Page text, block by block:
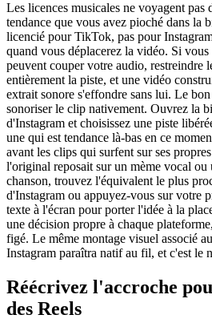
Les licences musicales ne voyagent pas
tendance que vous avez pioché dans la
licencié pour TikTok, pas pour
quand vous déplacerez la vidéo. Si
peuvent couper votre audio, restreindre
entièrement la piste, et une vidéo
extrait sonore s'effondre sans lui. Le
sonoriser le clip nativement. Ouvrez la
d'Instagram et choisissez une piste
une qui est tendance là-bas en ce
avant les clips qui surfent sur ses
l'original reposait sur un mème vocal ou
chanson, trouvez l'équivalent le plus
d'Instagram ou appuyez-vous sur votre
texte à l'écran pour porter l'idée à la
une décision propre à chaque
figé. Le même montage visuel associé
Instagram paraîtra natif au fil, et c'est le
Réécrivez l'accroche
des Reels